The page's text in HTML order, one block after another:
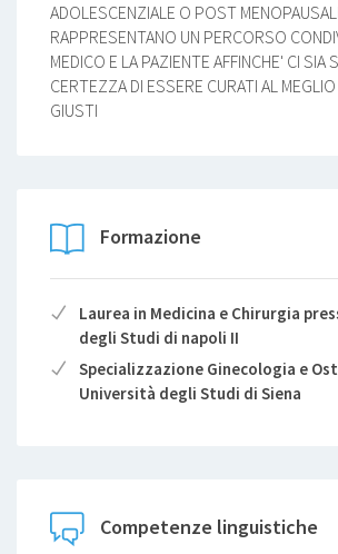
ADOLESCENZIALE O POST
RAPPRESENTANO UN PERCORSO
MEDICO E LA PAZIENTE AFFINCHE' CI SIA
CERTEZZA DI ESSERE CURATI AL
GIUSTI
Formazione
Laurea in Medicina e Chirurgia
degli Studi di napoli II
Specializzazione Ginecologia e
Università degli Studi di Siena
Competenze linguistiche